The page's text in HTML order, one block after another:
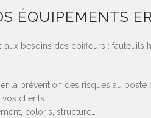
ÉQUIPEMENTS
besoins des coiffeurs :
la prévention des risques au poste
clients.
coloris, structure…